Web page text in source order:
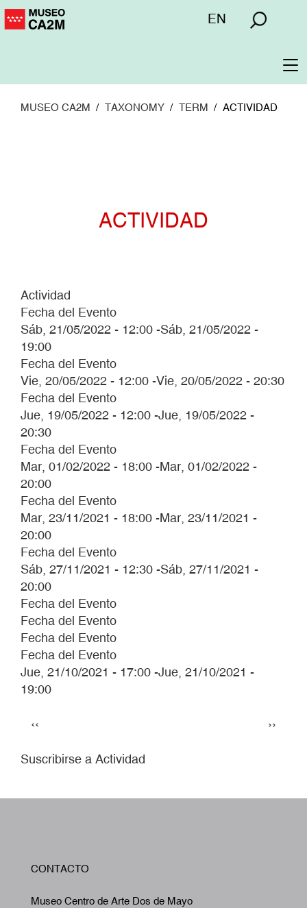
Pasar
Menú
EN
MUSEO CA2M TAXONOMY TERM ACTIVIDAD
ACTIVIDAD
Actividad
Fecha del Evento
Sáb, 21/05/2022 - 12:00 -Sáb, 21/05/2022 -
19:00
Fecha del Evento
Vie, 20/05/2022 - 12:00 -Vie, 20/05/2022 - 20:30
Fecha del Evento
Jue, 19/05/2022 - 12:00 -Jue, 19/05/2022 -
20:30
Fecha del Evento
Mar, 01/02/2022 - 18:00 -Mar, 01/02/2022 -
20:00
Fecha del Evento
Mar, 23/11/2021 - 18:00 -Mar, 23/11/2021 -
20:00
Fecha del Evento
Sáb, 27/11/2021 - 12:30 -Sáb, 27/11/2021 -
20:00
Fecha del Evento
Fecha del Evento
Fecha del Evento
Fecha del Evento
Jue, 21/10/2021 - 17:00 -Jue, 21/10/2021 -
19:00
Página
‹‹ ››
Suscribirse a Actividad
CONTACTO
Museo Centro de Arte Dos de Mayo